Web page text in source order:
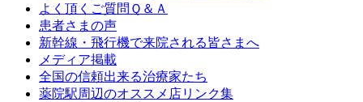
よく頂くご質問Ｑ＆Ａ
患者さまの声
新幹線・飛行機で来院される皆さまへ
メディア掲載
全国の信頼出来る治療家たち
薬院駅周辺のオススメ店リンク集